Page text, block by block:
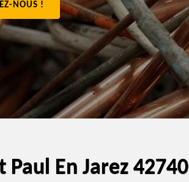
NOUS !
En Jarez 42740